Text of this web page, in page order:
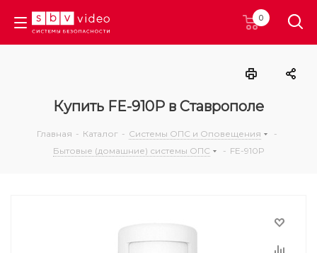
0
Купить FE-910P в Ставрополе
Главная - Каталог - Системы ОПС и Оповещения
-
Бытовые (домашние) системы ОПС
- FE-910P